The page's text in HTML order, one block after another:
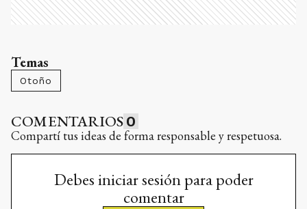
Temas
Otoño
COMENTARIOS 0
Compartí tus ideas de forma responsable y respetuosa.
Debes iniciar sesión para poder
comentar